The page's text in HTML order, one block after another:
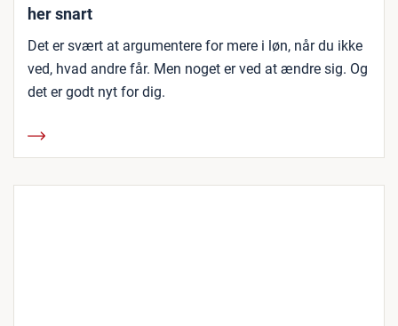
her snart
Det er svært at argumentere for mere i løn, når du ikke
ved, hvad andre får. Men noget er ved at ændre sig. Og
det er godt nyt for dig.